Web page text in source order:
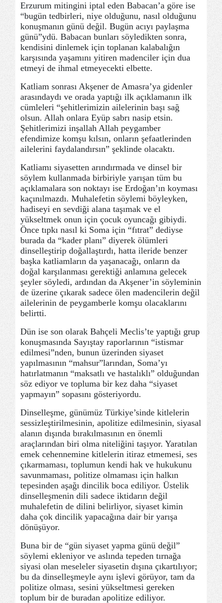
Erzurum mitingini iptal eden Babacan’a göre ise
“bugün tedbirleri, niye olduğunu, nasıl olduğunu
konuşmanın günü değil. Bugün acıyı paylaşma
günü”ydü. Babacan bunları söyledikten sonra,
kendisini dinlemek için toplanan kalabalığın
karşısında yaşamını yitiren madenciler için dua
etmeyi de ihmal etmeyecekti elbette.
Katliam sonrası Akşener de Amasra’ya gidenler
arasındaydı ve orada yaptığı ilk açıklamanın ilk
cümleleri “şehitlerimizin ailelerinin başı sağ
olsun. Allah onlara Eyüp sabrı nasip etsin.
Şehitlerimizi inşallah Allah peygamber
efendimize komşu kılsın, onların şefaatlerinden
ailelerini faydalandırsın” şeklinde olacaktı.
Katliamı siyasetten arındırmada ve dinsel bir
söylem kullanmada birbiriyle yarışan tüm bu
açıklamalara son noktayı ise Erdoğan’ın koyması
kaçınılmazdı. Muhalefetin söylemi böyleyken,
hadiseyi en sevdiği alana taşımak ve el
yükseltmek onun için çocuk oyuncağı gibiydi.
Önce tıpkı nasıl ki Soma için “fıtrat” dediyse
burada da “kader planı” diyerek ölümleri
dinselleştirip doğallaştırdı, hatta ileride benzer
başka katliamların da yaşanacağı, onların da
doğal karşılanması gerektiği anlamına gelecek
şeyler söyledi, ardından da Akşener’in söyleminin
de üzerine çıkarak sadece ölen madencilerin değil
ailelerinin de peygamberle komşu olacaklarını
belirtti.
Dün ise son olarak Bahçeli Meclis’te yaptığı grup
konuşmasında Sayıştay raporlarının “istismar
edilmesi”nden, bunun üzerinden siyaset
yapılmasının “mahsur”larından, Soma’yı
hatırlatmanın “maksatlı ve hastalıklı” olduğundan
söz ediyor ve topluma bir kez daha “siyaset
yapmayın” sopasını gösteriyordu.
Dinselleşme, günümüz Türkiye’sinde kitlelerin
sessizleştirilmesinin, apolitize edilmesinin, siyasal
alanın dışında bırakılmasının en önemli
araçlarından biri olma niteliğini taşıyor. Yaratılan
emek cehennemine kitlelerin itiraz etmemesi, ses
çıkarmaması, toplumun kendi hak ve hukukunu
savunmaması, politize olmaması için halkın
tepesinden aşağı dincilik boca ediliyor. Üstelik
dinselleşmenin dili sadece iktidarın değil
muhalefetin de dilini belirliyor, siyaset kimin
daha çok dincilik yapacağına dair bir yarışa
dönüşüyor.
Buna bir de “gün siyaset yapma günü değil”
söylemi ekleniyor ve aslında tepeden tırnağa
siyasi olan meseleler siyasetin dışına çıkartılıyor;
bu da dinselleşmeyle aynı işlevi görüyor, tam da
politize olması, sesini yükseltmesi gereken
toplum bir de buradan apolitize ediliyor.